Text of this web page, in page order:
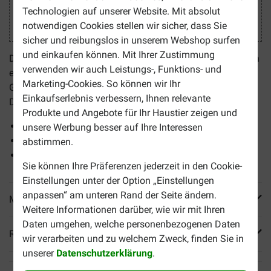
Technologien auf unserer Website. Mit absolut
notwendigen Cookies stellen wir sicher, dass Sie
sicher und reibungslos in unserem Webshop surfen
und einkaufen können. Mit Ihrer Zustimmung
verwenden wir auch Leistungs-, Funktions- und
Marketing-Cookies. So können wir Ihr
Einkaufserlebnis verbessern, Ihnen relevante
Produkte und Angebote für Ihr Haustier zeigen und
unsere Werbung besser auf Ihre Interessen
abstimmen.
Sie können Ihre Präferenzen jederzeit in den Cookie-
Einstellungen unter der Option „Einstellungen
anpassen“ am unteren Rand der Seite ändern.
Weitere Informationen darüber, wie wir mit Ihren
Daten umgehen, welche personenbezogenen Daten
wir verarbeiten und zu welchem Zweck, finden Sie in
unserer Datenschutzerklärung.
DiePuur Omega-3 Kapseln für Hunde und Katzen
sind ein
ergänzendes Futtermittel. Sie unterstützen die
Gesunderhaltung von Herz, Immunsystem, Fell, Haut und
Darm.
Gesundheitsfördernd
Einfache Verabreichung
Mehr Produktinfos
Reviews